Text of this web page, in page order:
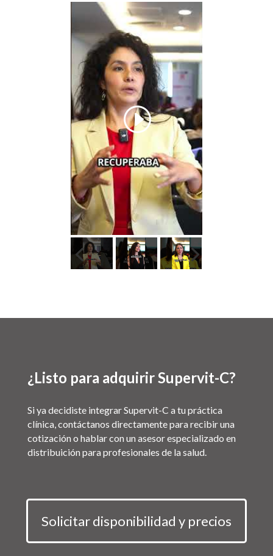
¿Listo para adquirir Supervit-C?
Si ya decidiste integrar Supervit-C a tu práctica
clínica, contáctanos directamente para recibir una
cotización o hablar con un asesor especializado en
distribuición para profesionales de la salud.
Solicitar disponibilidad y precios